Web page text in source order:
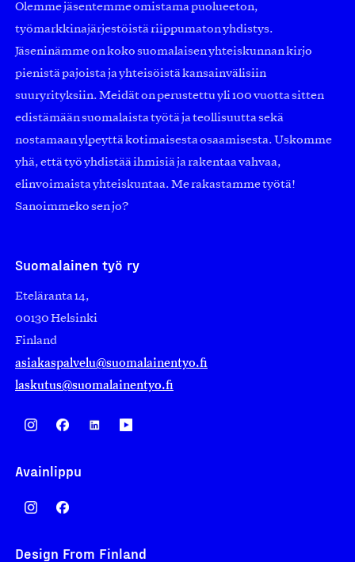
Olemme jäsentemme omistama puolueeton,
työmarkkinajärjestöistä riippumaton yhdistys.
Jäseninämme on koko suomalaisen yhteiskunnan kirjo
pienistä pajoista ja yhteisöistä kansainvälisiin
suuryrityksiin. Meidät on perustettu yli 100 vuotta sitten
edistämään suomalaista työtä ja teollisuutta sekä
nostamaan ylpeyttä kotimaisesta osaamisesta. Uskomme
yhä, että työ yhdistää ihmisiä ja rakentaa vahvaa,
elinvoimaista yhteiskuntaa. Me rakastamme työtä!
Sanoimmeko sen jo?
Suomalainen työ ry
Eteläranta 14,
00130 Helsinki
Finland
asiakaspalvelu@suomalainentyo.fi
laskutus@suomalainentyo.fi
Avainlippu
Design From Finland